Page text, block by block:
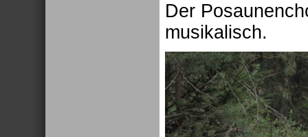
Der
musikalisch.